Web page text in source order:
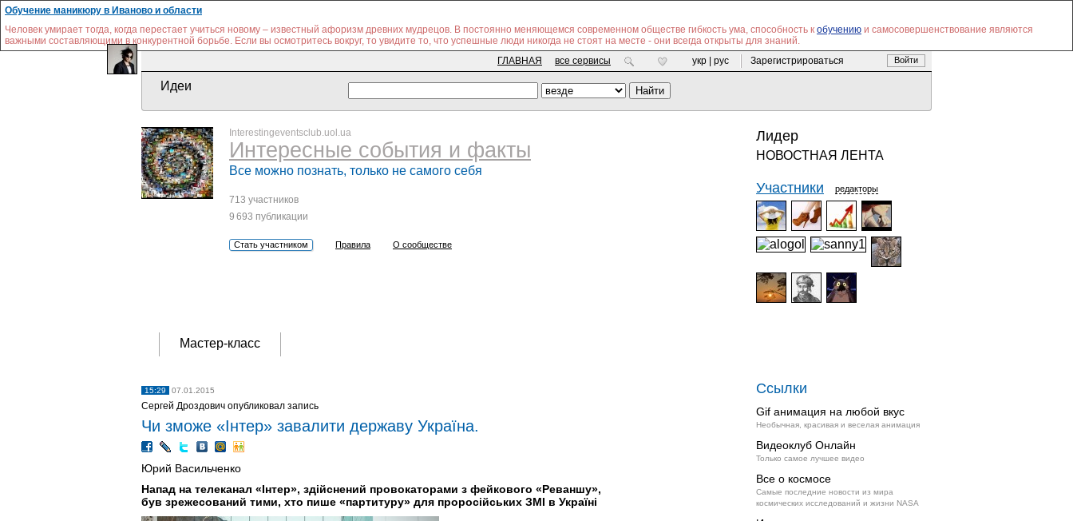
Обучение маникюру в Иваново и области
Человек умирает тогда, когда перестает учиться новому – известный афоризм древних мудрецов. В постоянно меняющемся современном обществе гибкость ума, способность к обучению и самосовершенствование являются
важными составляющими в конкурентной борьбе. Если вы осмотритесь вокруг, то увидите то, что успешные люди никогда не стоят на месте - они всегда открыты для знаний.
ГЛАВНАЯ
все сервисы укр | рус Зарегистрироваться Войти
Идеи
Interestingeventsclub.uol.ua
Интересные события и факты
Все можно познать, только не самого себя
713 участников
9 693 публикации
Стать участником Правила О сообществе
Лидер
НОВОСТНАЯ ЛЕНТА
Участники редакторы
Мастер-класс
15:29 07.01.2015
Сергей Дроздович опубликовал запись
Чи зможе «Інтер» завалити державу Україна.
Юрий Васильченко
Напад на телеканал «Інтер», здійснений провокаторами з фейкового «Реваншу»,
був зрежесований тими, хто пише «партитуру» для проросійських ЗМІ в Україні
Ссылки
Gif анимация на любой вкус
Необычная, красивая и веселая анимация
Видеоклуб Онлайн
Только самое лучшее видео
Все о космосе
Самые последние новости из мира
космических исследований и жизни NASA